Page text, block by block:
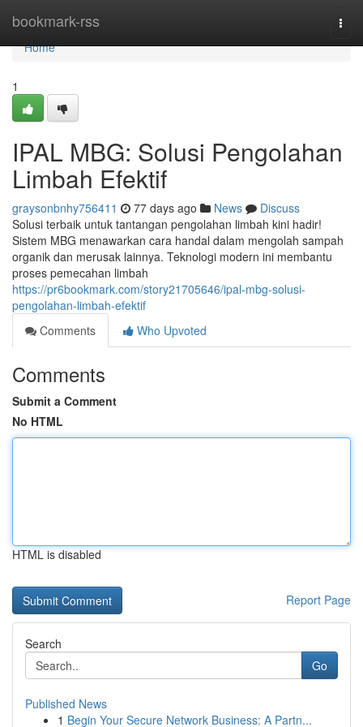
bookmark-rss
Home
Home
1
IPAL MBG: Solusi Pengolahan
Limbah Efektif
graysonbnhy756411 77 days ago News
Discuss
Solusi terbaik untuk tantangan pengolahan limbah kini hadir!
Sistem MBG menawarkan cara handal dalam mengolah sampah
organik dan merusak lainnya. Teknologi modern ini membantu
proses pemecahan limbah
https://pr6bookmark.com/story21705646/ipal-mbg-solusi-
pengolahan-limbah-efektif
Comments
Who Upvoted
Comments
Submit a Comment
No HTML
HTML is disabled
Report Page
Search
Go
Published News
1 Begin Your Secure Network Business: A Partn...